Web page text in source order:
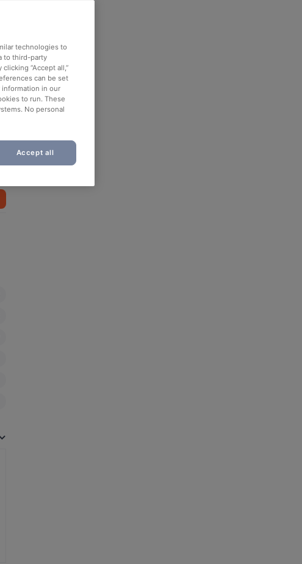
technologies to
to third-party
“Accept all,”
can be set
information in our
to run. These
No personal
Accept all